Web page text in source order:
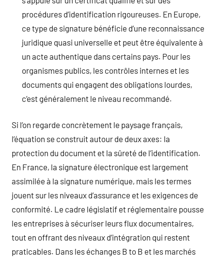
procédures d’identification rigoureuses. En Europe,
ce type de signature bénéficie d’une reconnaissance
juridique quasi universelle et peut être équivalente à
un acte authentique dans certains pays. Pour les
organismes publics, les contrôles internes et les
documents qui engagent des obligations lourdes,
c’est généralement le niveau recommandé.
Si l’on regarde concrètement le paysage français,
l’équation se construit autour de deux axes: la
protection du document et la sûreté de l’identification.
En France, la signature électronique est largement
assimilée à la signature numérique, mais les termes
jouent sur les niveaux d’assurance et les exigences de
conformité. Le cadre législatif et réglementaire pousse
les entreprises à sécuriser leurs flux documentaires,
tout en offrant des niveaux d’intégration qui restent
praticables. Dans les échanges B to B et les marchés